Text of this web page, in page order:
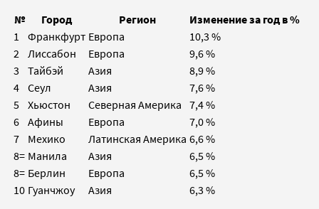
№
Город Регион
Изменение за год в %
1
Франкфурт Европа
10,3 %
2
Лиссабон Европа
9,6 %
3
Тайбэй Азия
8,9 %
4 Сеул Азия
7,6 %
5 Хьюстон Северная Америка 7,4 %
6 Афины Европа
7,0 %
7
Мехико Латинская Америка 6,6 %
8= Манила Азия
6,5 %
8= Берлин Европа
6,5 %
10 Гуанчжоу Азия
6,3 %